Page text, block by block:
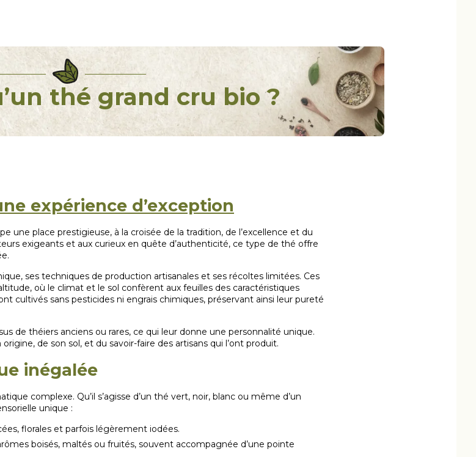
thé grand cru bio ?
expérience d’exception
une place prestigieuse, à la croisée de la tradition, de l’excellence et du
exigeants et aux curieux en quête d’authenticité, ce type de thé offre
ses techniques de production artisanales et ses récoltes limitées. Ces
où le climat et le sol confèrent aux feuilles des caractéristiques
cultivés sans pesticides ni engrais chimiques, préservant ainsi leur pureté
de théiers anciens ou rares, ce qui leur donne une personnalité unique.
de son sol, et du savoir-faire des artisans qui l’ont produit.
inégalée
complexe. Qu’il s’agisse d’un thé vert, noir, blanc ou même d’un
unique :
florales et parfois légèrement iodées.
boisés, maltés ou fruités, souvent accompagnée d’une pointe